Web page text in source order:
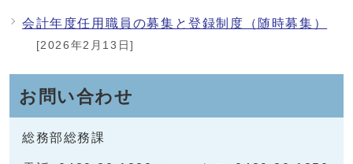
会計年度任用職員の募集と登録制度（随時募集）
[2026年2月13日]
お問い合わせ
総務部総務課